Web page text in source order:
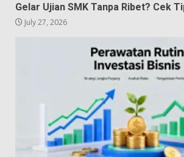
Gelar Ujian SMK Tanpa Ribet? Cek
July 27, 2026